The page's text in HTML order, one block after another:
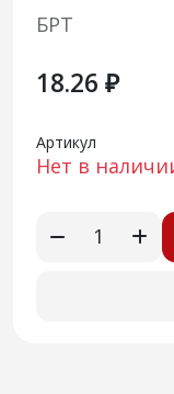
БРТ
18.26 ₽
Артикул
Нет в